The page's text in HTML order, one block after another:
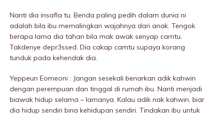
Nanti dia insafla tu. Benda paling pedih dalam dunia ni
adalah bila ibu memalingkan wajahnya dari anak. Tengok
berapa lama dia tahan bila mak awak senyap camtu.
Takdenye depr3ssed. Dia cakap camtu supaya korang
tunduk pada kehendak dia.
Yeppeun Eomeoni : Jangan sesekali benarkan adik kahwin
dengan perempuan dan tinggal di rumah ibu. Nanti menjadi
biawak hidup selama – lamanya. Kalau adik nak kahwin, biar
dia hidup sendiri bina kehidupan sendiri. Tindakan ibu untuk